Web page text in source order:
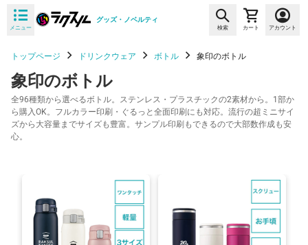
メニュー
グッズ・ノベルティ
検索 カート アカウント
トップページ ドリンクウェア ボトル 象印のボトル
象印のボトル
全96種類から選べるボトル。ステンレス・プラスチックの2素材から。1部か
ら購入OK。フルカラー印刷・ぐるっと全面印刷にも対応。流行の超ミニサイ
ズから大容量までサイズも豊富。サンプル印刷もできるので大部数作成も安
心。